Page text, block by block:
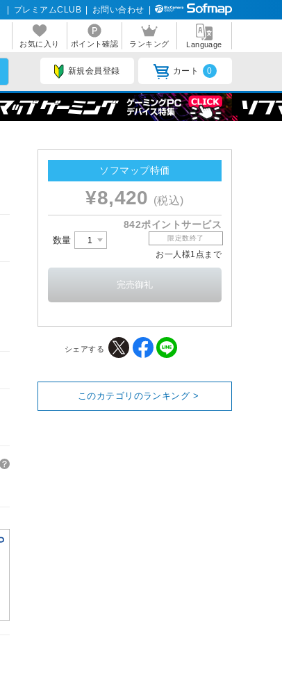
プレミアムCLUB お問い合わせ
お気に入り ポイント確認 ランキング Language
新規会員登録 カート 0
ソフマップ特価
¥8,420 (税込)
842ポイントサービス
数量 限定数終了
お一人様1点まで
シェアする
このカテゴリのランキング >